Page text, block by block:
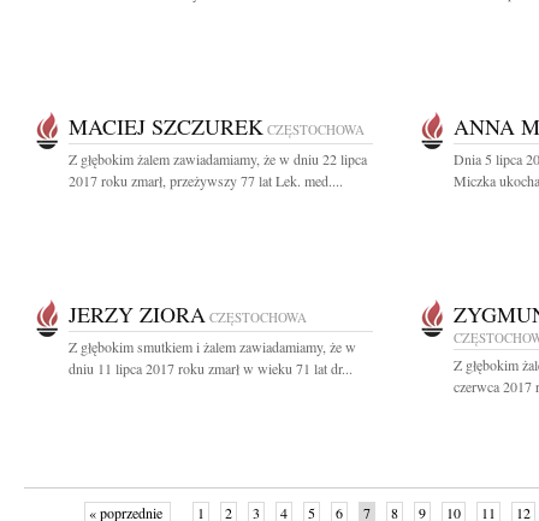
MACIEJ SZCZUREK CZĘSTOCHOWA
Z głębokim żalem zawiadamiamy, że w dniu 22 lipca
2017 roku zmarł, przeżywszy 77 lat Lek. med....
ANNA
Dnia 5 lipca
Miczka
JERZY ZIORA CZĘSTOCHOWA
Z głębokim smutkiem i żalem zawiadamiamy, że w
dniu 11 lipca 2017 roku zmarł w wieku 71 lat dr...
Z głębokim
czerwca 2017
« poprzednie 1 2 3 4 5 6 7 8 9 10 11 12